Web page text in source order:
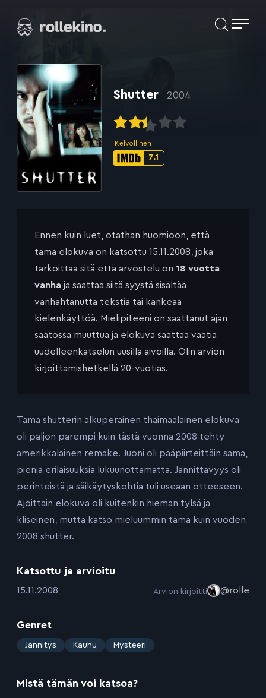
suoraan
Elokuvat ja elokuva-arviot | Rollekino.fi
jälkeen.
Shutter 2004
Kelvollinen
IMDb-
7.1
Ennen kuin luet, otathan huomioon, että
tämä elokuva on katsottu 15.11.2008, joka
tarkoittaa sitä että arvostelu on 18 vuotta
vanha ja saattaa siitä syystä sisältää
vanhahtanutta tekstiä tai kankeaa
kielenkäyttöä. Mielipiteeni on saattanut ajan
saatossa muuttua ja elokuva saattaa vaatia
uudelleenkatselun uusilla aivoilla. Olin arvion
kirjoittamishetkellä 20-vuotias.
Tämä shutterin alkuperäinen thaimaalainen elokuva
oli paljon parempi kuin tästä vuonna 2008 tehty
amerikkalainen remake. Juoni oli pääpiirteittäin sama,
pieniä erilaisuuksia lukuunottamatta. Jännittävyys oli
perinteistä ja säikäytyskohtia tuli useaan otteeseen.
Ajoittain elokuva oli kuitenkin hieman tylsä ja
kliseinen, mutta katso mieluummin tämä kuin vuoden
2008 shutter.
Katsottu ja arvioitu
:15.11.2008 Arvion kirjoitti @rolle
Genret
: Jännitys Kauhu Mysteeri
Mistä tämän voi katsoa?